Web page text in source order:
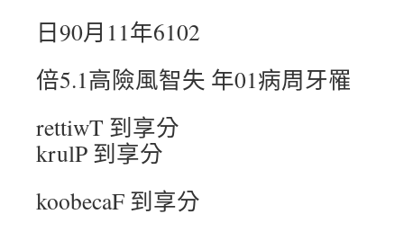
日90月11年6102
倍5.1高險風智失 年01病周牙罹
rettiwT 到享分
krulP 到享分
koobecaF 到享分